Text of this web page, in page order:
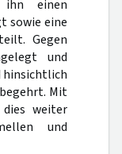
ihn einen
sowie eine
Gegen
und
hinsichtlich
Mit
weiter
und